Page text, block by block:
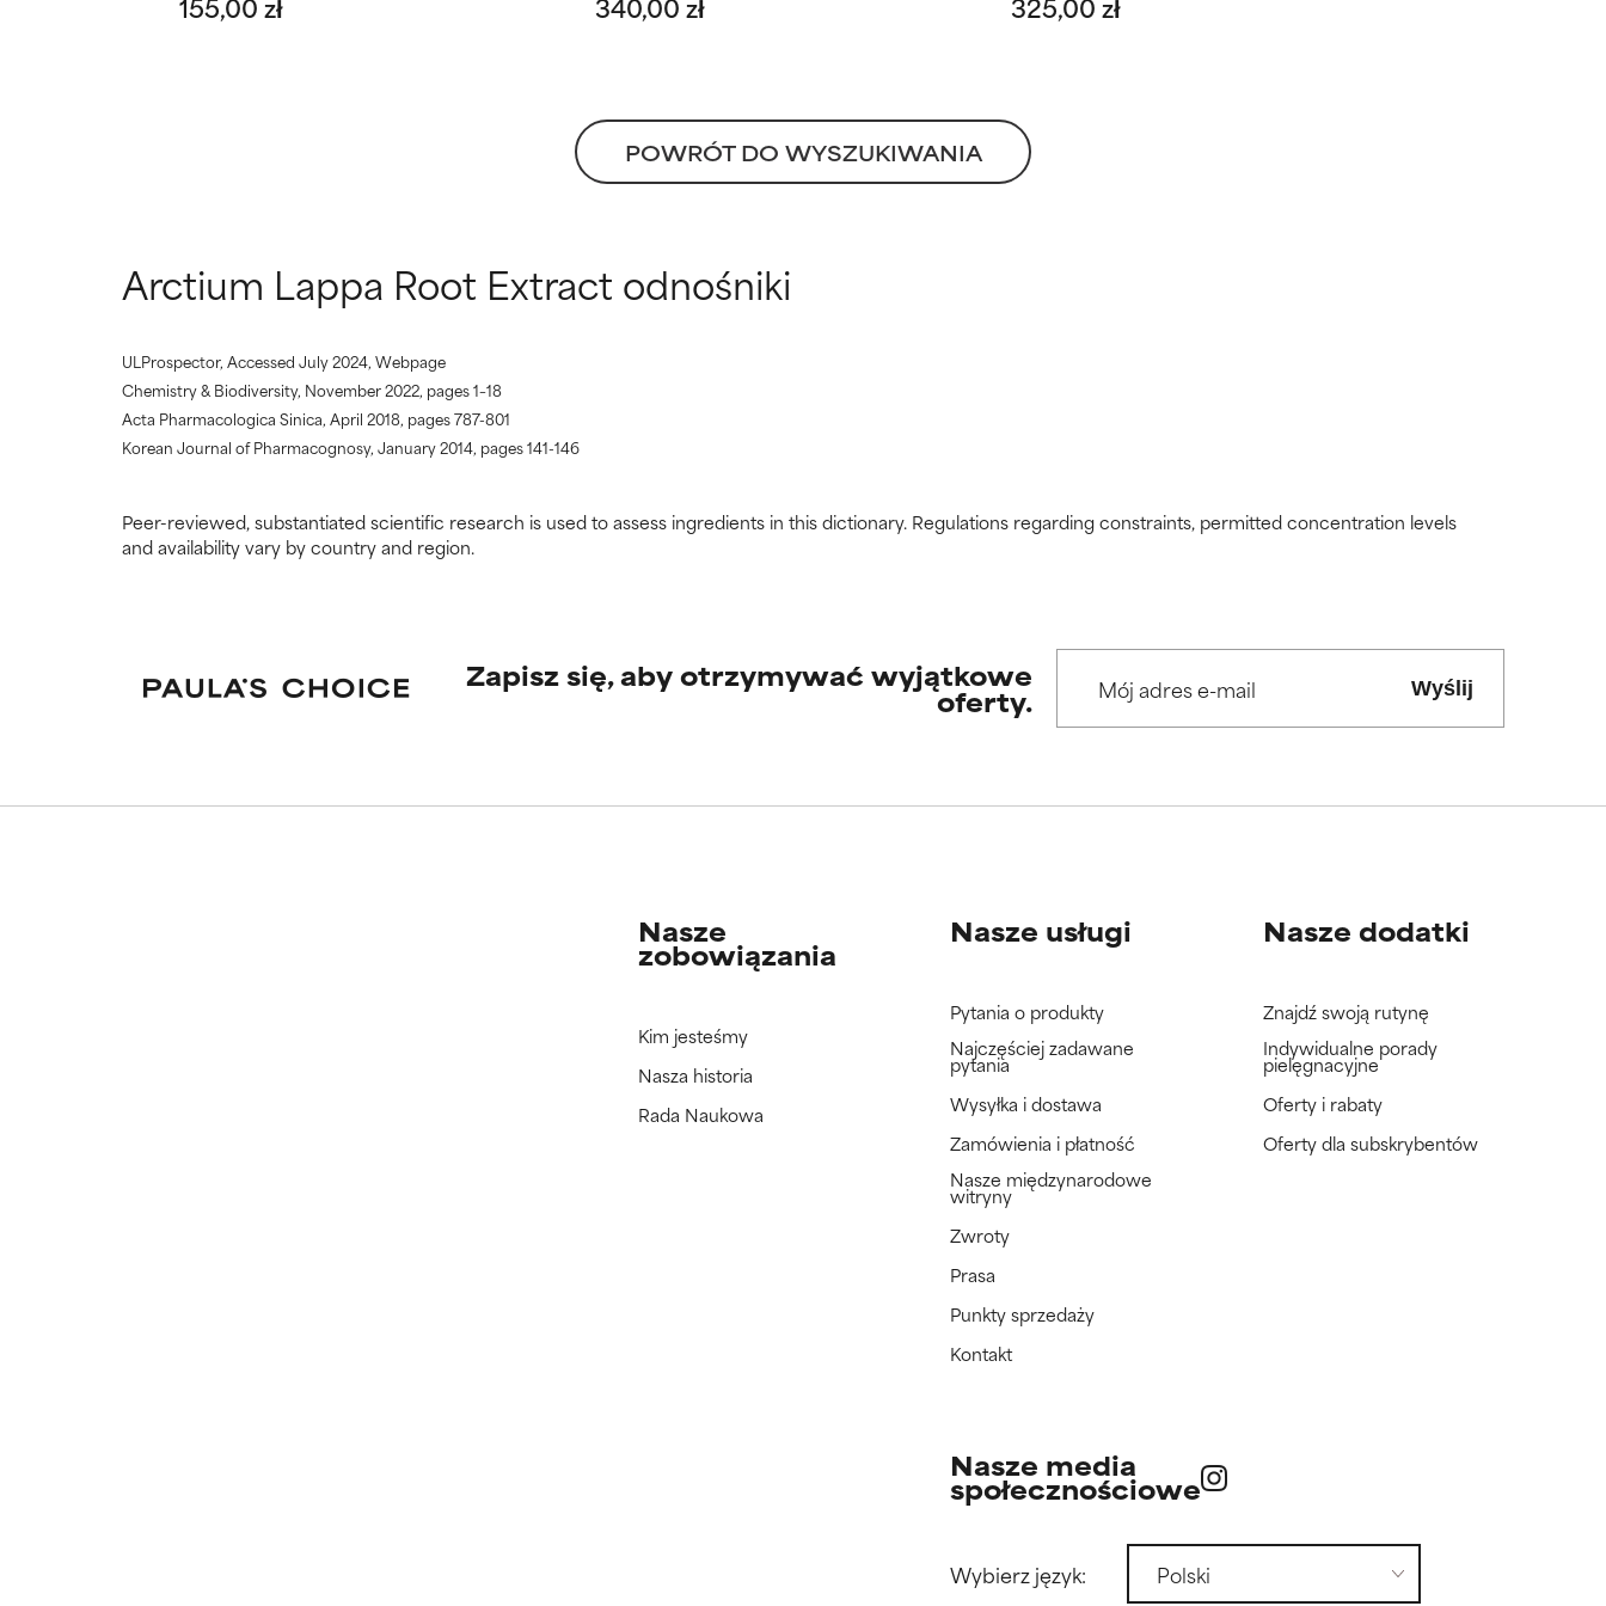
POWRÓT DO WYSZUKIWANIA
Arctium Lappa Root Extract odnośniki
ULProspector, Accessed July 2024, Webpage
Chemistry & Biodiversity, November 2022, pages 1–18
Acta Pharmacologica Sinica, April 2018, pages 787-801
Korean Journal of Pharmacognosy, January 2014, pages 141-146
Peer-reviewed, substantiated scientific research is used to assess ingredients in this dictionary. Regulations regarding constraints, permitted concentration levels
and availability vary by country and region.
Zapisz się, aby otrzymywać wyjątkowe
oferty. Wyślij
Nasze
zobowiązania
Kim jesteśmy
Nasza historia
Rada Naukowa
Nasze usługi
Pytania o produkty
Najczęściej zadawane
pytania
Wysyłka i dostawa
Zamówienia i płatność
Nasze międzynarodowe
witryny
Zwroty
Prasa
Punkty sprzedaży
Kontakt
Nasze dodatki
Znajdź swoją rutynę
Indywidualne porady
pielęgnacyjne
Oferty i rabaty
Oferty dla subskrybentów
Nasze media
społecznościowe
Wybierz język: